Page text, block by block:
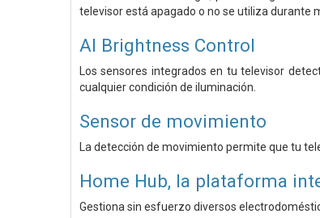
televisor está apagado o no se utiliza durante
AI Brightness Control
Los sensores integrados en tu televisor
cualquier condición de iluminación.
Sensor de movimiento
La detección de movimiento permite que tu
Home Hub, la plataforma
Gestiona sin esfuerzo diversos